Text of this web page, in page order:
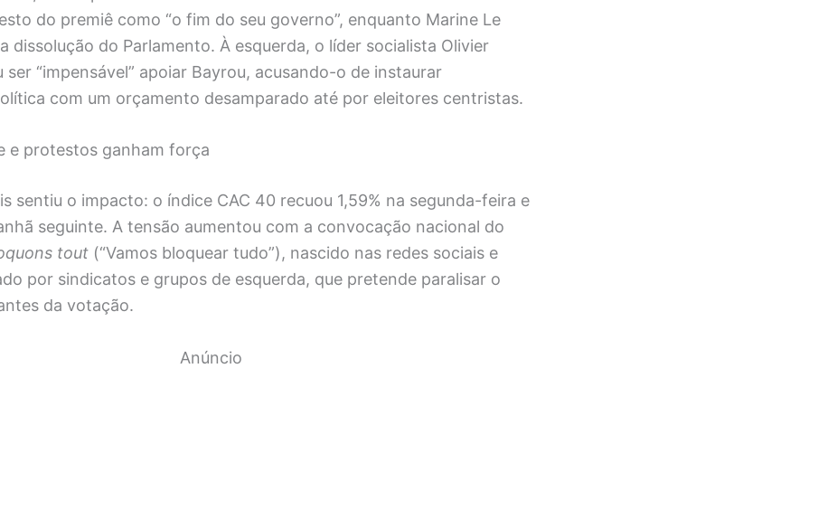
do premiê como “o fim do seu governo”, enquanto Marine Le
dissolução do Parlamento. À esquerda, o líder socialista Olivier
ser “impensável” apoiar Bayrou, acusando-o de instaurar
com um orçamento desamparado até por eleitores centristas.
e protestos ganham força
sentiu o impacto: o índice CAC 40 recuou 1,59% na segunda-feira e
seguinte. A tensão aumentou com a convocação nacional do
tout (“Vamos bloquear tudo”), nascido nas redes sociais e
por sindicatos e grupos de esquerda, que pretende paralisar o
da votação.
Anúncio